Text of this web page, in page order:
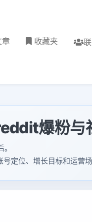
章 收藏夹
爆粉与
定位、增长目标和运营场